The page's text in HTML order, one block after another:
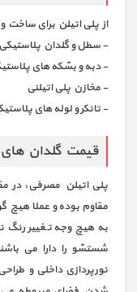
از پلی اتیلن برای ساخت و
- سطل و گلدان پلاستیکی
- دبه و بشکه های
- مخازن پلی اتیلنی
- تانکر و لوله های
قیمت گلدان های
پلی اتیلن مصرفی، در
مقاوم بوده و عملا هیچ
به هیچ وجه تغییر
شستشو را دارا می
نورپردازی داخلی و